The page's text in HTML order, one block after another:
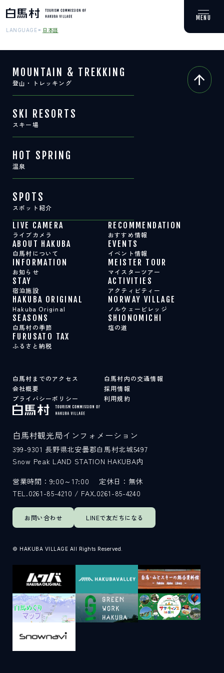
MOUNTAIN & TREKKING
SKI RESORTS
HOT SPRING
SPOTS
スポット紹介
お問い合わせ LINEで 友だちになる
399-9301 長野県北安曇郡白馬村北城5497
Snow Peak LAND STATION HAKUBA内
営業時間：9:00～17:00 定休日：無休
TEL.0261-85-4210 / FAX.0261-85-4240
LIVE CAMERA
ライブカメラ
RECOMMENDATION
おすすめ情報
ABOUT HAKUBA
白馬村について
EVENTS
イベント情報
INFORMATION
お知らせ
MEISTER TOUR
マイスターツアー
STAY
宿泊施設
ACTIVITIES
アクティビティー
HAKUBA ORIGINAL
Hakuba Original
FURUSATO TAX
ふるさと納税
検索する
白馬村までのアクセス
プライバシーポリシー
利用規約
LANGUAGE 日本語
MOUNTAIN & TREKKING
登山・トレッキング
SKI RESORTS
スキー場
HOT SPRING
温泉
SPOTS
スポット紹介
LIVE CAMERA
ライブカメラ
RECOMMENDATION
おすすめ情報
ABOUT HAKUBA
白馬村について
EVENTS
イベント情報
INFORMATION
お知らせ
MEISTER TOUR
マイスターツアー
STAY
宿泊施設
ACTIVITIES
アクティビティー
HAKUBA ORIGINAL
Hakuba Original
NORWAY VILLAGE
ノルウェービレッジ
SEASONS
白馬村の季節
SHIONOMICHI
塩の道
FURUSATO TAX
ふるさと納税
白馬村までのアクセス
白馬村内の交通情報
会社概要
採用情報
プライバシーポリシー
利用規約
お問い合わせ LINEで友だちになる
白馬村観光局インフォメーション
399-9301 長野県北安曇郡白馬村北城5497
Snow Peak LAND STATION HAKUBA内
営業時間：9:00～17:00
定休日：無休
TEL.0261-85-4210 / FAX.0261-85-4240
© HAKUBA VILLAGE All Rights Reserved.